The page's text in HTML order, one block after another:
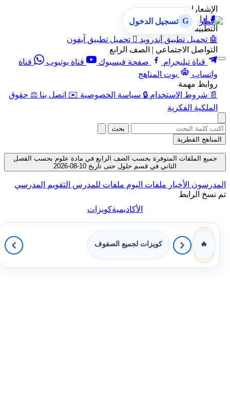
الإشعارات
🔔 إدارة الإشعارات
التطبيقات
🤖 تحميل تطبيق أندرويد  تحميل تطبيق آيفون
التواصل الاجتماعي | الصف الرابع
قناة تيليجرام
صفحة فيسبوك قناة يوتيوب
قناة
واتساب
بوت المناهج
روابط مهمة
📄 شروط الاستخدام 🔒 سياسة الخصوصية ✉️ اتصل بنا ⚖️ حقوق
الملكية الفكرية
G تسجيل الدخول
بحث
المناهج القطرية
جميع الملفات المتوفرة بحسب الصف الرابع في مادة علوم بحسب الفصل
الثاني في قسم حلول حتى تاريخ 10-08-2026
المدرسون الأخبار ملفات اليوم ملفات للمدرس التقويم المدرسي
تم نسخ الرابط
الأكاديميةكويزات
🔥 كويزات لجميع الصفوف